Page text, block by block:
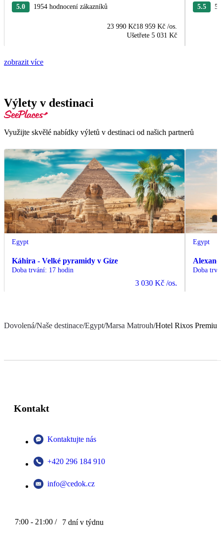
5.0 1954 hodnocení zákazníků
23 990 Kč18 959 Kč /os.
Ušetřete 5 031 Kč
5.5
zobrazit více
Výlety v destinaci
Využijte skvělé nabídky výletů v destinaci od našich partnerů
Egypt
Káhira - Velké pyramidy v Gíze
Doba trvání: 17 hodin
3 030 Kč /os.
Egypt
Doba
Dovolená/Naše destinace/Egypt/Marsa Matrouh/Hotel Rixos
Kontakt
Kontaktujte nás
+420 296 184 910
info@cedok.cz
7:00 - 21:00 / 7 dní v týdnu